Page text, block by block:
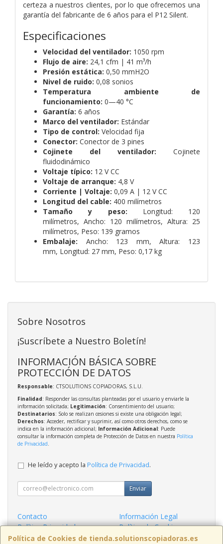
certeza a nuestros clientes, por lo que ofrecemos una
garantía del fabricante de 6 años para el P12 Silent.
Especificaciones
Velocidad del ventilador: 1050 rpm
Flujo de aire: 24,1 cfm | 41 m³/h
Presión estática: 0,50 mmH2O​
Nivel de ruido: 0,08 sonios
Temperatura ambiente de
funcionamiento: 0—40 °C
Garantía: 6 años
Marco del ventilador: Estándar
Tipo de control: Velocidad fija
Conector: Conector de 3 pines
Cojinete del ventilador: Cojinete
fluidodinámico
Voltaje típico: 12 V CC
Voltaje de arranque: 4,8 V
Corriente | Voltaje: 0,09 A | 12 V CC
Longitud del cable: 400 milímetros
Tamaño y peso: Longitud: 120
milímetros, Ancho: 120 milímetros, Altura: 25
milímetros, Peso: 139 gramos
Embalaje:
Ancho: 123 mm,Altura: 123
mm, Longitud: 27 mm, Peso: 0,17 kg
Política de Cookies de tienda.solutionscopiadoras.es
Sobre Nosotros
¡Suscríbete a Nuestro Boletín!
INFORMACIÓN BÁSICA SOBRE
PROTECCIÓN DE DATOS
Responsable: CTSOLUTIONS COPIADORAS, S.L.U.
Finalidad: Responder las consultas planteadas por el usuario y enviarle la
información solicitada; Legitimación: Consentimiento del usuario;
Destinatarios: Solo se realizan cesiones si existe una obligación legal;
Derechos: Acceder, rectificar y suprimir, así como otros derechos, como se
indica en la información adicional; Información Adicional: Puede
consultar la información completa de Protección de Datos en nuestra Política
de Privacidad
He leído y acepto la Política de Privacidad.
Enviar
Contacto
Información Legal
Política Privacidad
Política de Cookies
Condiciones de Compra
Formas de Pago